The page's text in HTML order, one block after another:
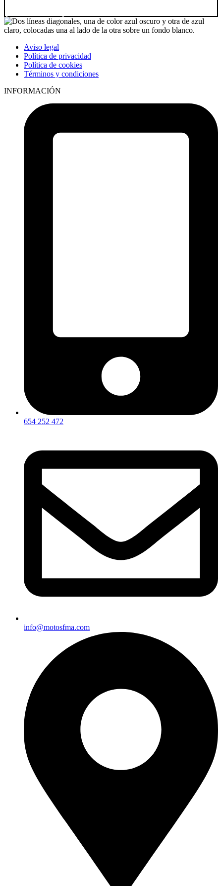
Aviso legal
Política de privacidad
Política de cookies
Términos y condiciones
INFORMACIÓN
654 252 472
info@motosfma.com